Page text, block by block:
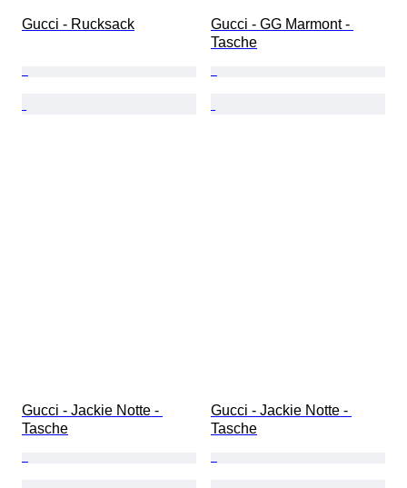
Gucci - Rucksack
Gucci - GG Marmont -
Tasche
Gucci - Jackie Notte -
Tasche
Gucci - Jackie Notte -
Tasche